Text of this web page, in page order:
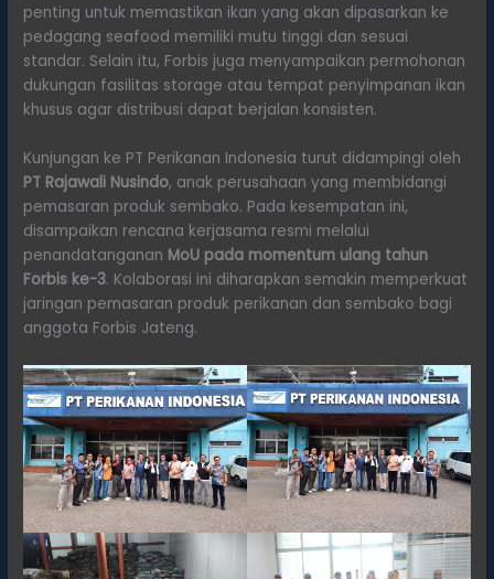
penting untuk memastikan ikan yang akan dipasarkan ke
pedagang seafood memiliki mutu tinggi dan sesuai
standar. Selain itu, Forbis juga menyampaikan permohonan
dukungan fasilitas storage atau tempat penyimpanan ikan
khusus agar distribusi dapat berjalan konsisten.
Kunjungan ke PT Perikanan Indonesia turut didampingi oleh
PT Rajawali Nusindo, anak perusahaan yang membidangi
pemasaran produk sembako. Pada kesempatan ini,
disampaikan rencana kerjasama resmi melalui
penandatanganan MoU pada momentum ulang tahun
Forbis ke-3. Kolaborasi ini diharapkan semakin memperkuat
jaringan pemasaran produk perikanan dan sembako bagi
anggota Forbis Jateng.